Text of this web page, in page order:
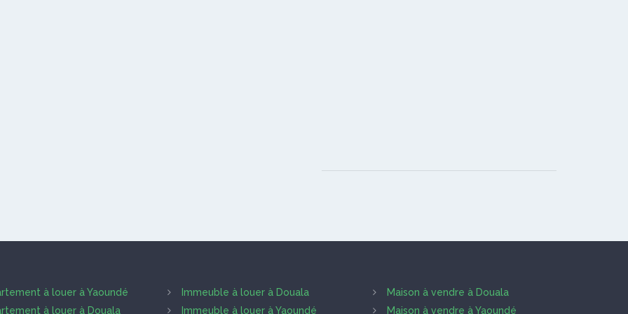
à louer à Yaoundé
à louer à Douala
Immeuble à louer à Douala
Immeuble à louer à Yaoundé
Maison à vendre à Douala
Maison à vendre à Yaoundé